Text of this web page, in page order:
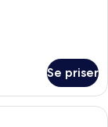
Se priser
med to senge, et